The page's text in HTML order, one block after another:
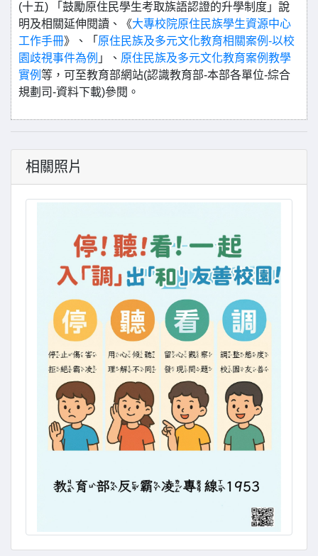
(十五) 「鼓勵原住民學生考取族語認證的升學制度」說
明及相關延伸閱讀、《大專校院原住民族學生資源中心
工作手冊》、「 原住民族及多元文化教育相關案例-以校
園歧視事件為例 」、 原住民族及多元文化教育案例教學
實例 等，可至教育部網站(認識教育部-本部各單位-綜合
規劃司-資料下載)參閱。
相關照片